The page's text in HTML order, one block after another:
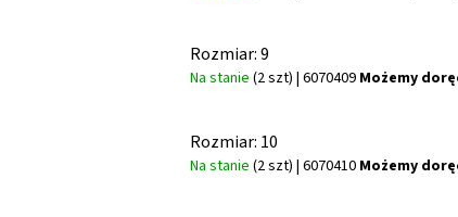
Rozmiar: 9
Na stanie (2 szt) | 6070409 Możemy
Rozmiar: 10
Na stanie (2 szt) | 6070410 Możemy